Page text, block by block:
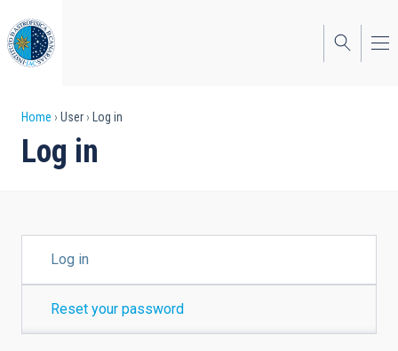
to
main
content
Breadcrumb
Home User Log in
Log in
TABSLog in
Reset your password